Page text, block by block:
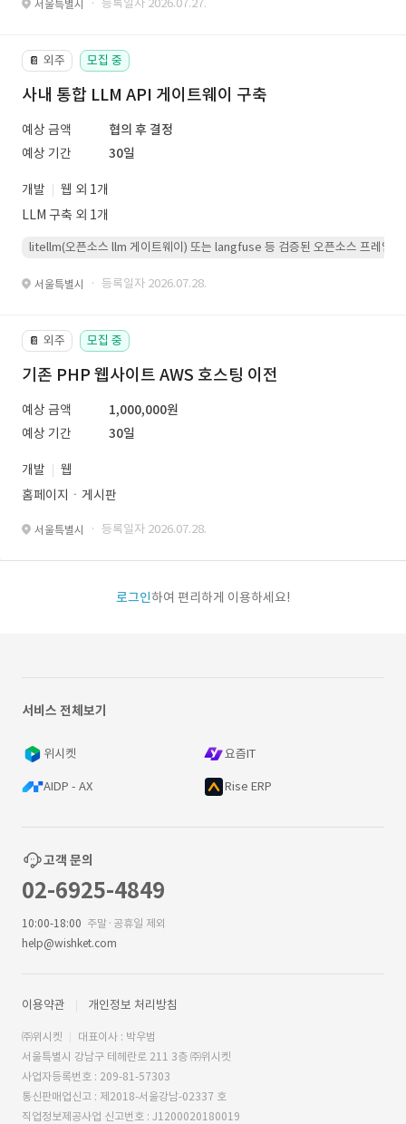
서울특별시 · 등록일자 2026.07.27.
📔 외주 모집 중
사내 통합 LLM API 게이트웨이 구축
예상 금액
협의 후 결정
예상 기간
30일
개발
웹 외 1개
LLM 구축 외 1개
litellm(오픈소스 llm 게이트웨이) 또는 langfuse 등 검증된 오픈소스 프레임워
서울특별시 · 등록일자 2026.07.28.
📔 외주 모집 중
기존 PHP 웹사이트 AWS 호스팅 이전
예상 금액
1,000,000원
예상 기간
30일
개발
웹
홈페이지ㆍ게시판
서울특별시 · 등록일자 2026.07.28.
로그인하여 편리하게 이용하세요!
서비스 전체보기
위시켓 요즘IT
AIDP - AX Rise ERP
고객 문의
02-6925-4849
10:00-18:00 주말·공휴일 제외
help@wishket.com
이용약관 개인정보 처리방침
㈜위시켓
대표이사 : 박우범
서울특별시 강남구 테헤란로 211 3층 ㈜위시켓
사업자등록번호 : 209-81-57303
통신판매업신고 : 제2018-서울강남-02337 호
직업정보제공사업 신고번호 : J1200020180019